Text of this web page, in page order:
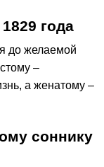
года
до желаемой
–
а женатому –
соннику